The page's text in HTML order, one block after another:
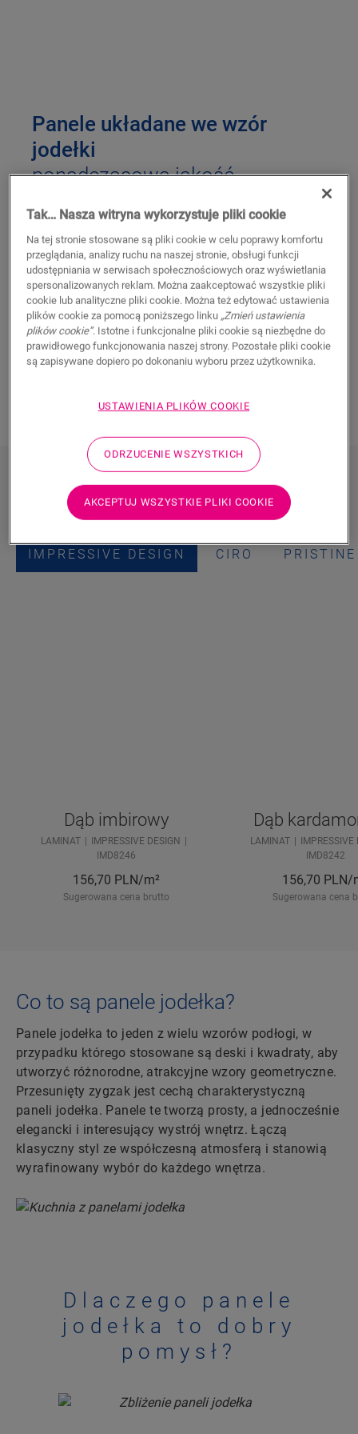
Panele układane we wzór
jodełki
ponadczasowa jakość
Nadaj swoim wnętrzom całkowicie nowy styl. Styl
przypominający Wersal i rezydencje z XVII wieku,
kiedy to parkiet stał się modny. Można nawet
powiedzieć, że wzór w jodełkę wprowadza do
każdego pomieszczenia królewską atmosferę. Nasz
asortymentpaneli laminowanych w jodełkęoraz
podłóg winylowychcharakteryzuje się eleganckim
pięknem, które doskonale łączy to, co stare i nowe.
JODEŁKA
Zobacz wszystkie Panele układane
we wzór jodełki
IMPRESSIVE DESIGN CIRO PRISTINE
Dąb imbirowy
LAMINAT
IMPRESSIVE DESIGN
IMD8246
156,70 PLN/m²
Sugerowana cena brutto
Dąb
LAMINAT
IMPRESSIVE
IMD8242
156,70 PLN/
Sugerowana cena
Co to są panele jodełka?
Panele jodełka to jeden z wielu wzorów podłogi, w
przypadku którego stosowane są deski i kwadraty, aby
utworzyć różnorodne, atrakcyjne wzory geometryczne.
Przesunięty zygzak jest cechą charakterystyczną
paneli jodełka. Panele te tworzą prosty, a jednocześnie
elegancki i interesujący wystrój wnętrz. Łączą
klasyczny styl ze współczesną atmosferą i stanowią
wyrafinowany wybór do każdego wnętrza.
Dlaczego panele
jodełka to dobry
pomysł?
Tak… Nasza witryna wykorzystuje pliki cookie
Na tej stronie stosowane są pliki cookie w celu poprawy komfortu
przeglądania, analizy ruchu na naszej stronie, obsługi funkcji
udostępniania w serwisach społecznościowych oraz wyświetlania
spersonalizowanych reklam. Można zaakceptować wszystkie pliki
cookie lub analityczne pliki cookie. Można też edytować ustawienia
plików cookie za pomocą poniższego linku „Zmień ustawienia
plików cookie”. Istotne i funkcjonalne pliki cookie są niezbędne do
prawidłowego funkcjonowania naszej strony. Pozostałe pliki cookie
są zapisywane dopiero po dokonaniu wyboru przez użytkownika.
USTAWIENIA PLIKÓW COOKIE
ODRZUCENIE WSZYSTKICH
AKCEPTUJ WSZYSTKIE PLIKI COOKIE